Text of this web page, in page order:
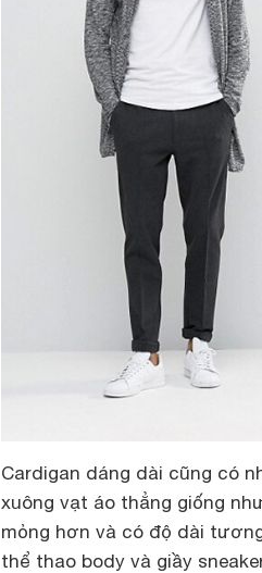
Cardigan dáng dài cũng có
xuông vạt áo thẳng giống
mỏng hơn và có độ dài
thể thao body và giầy